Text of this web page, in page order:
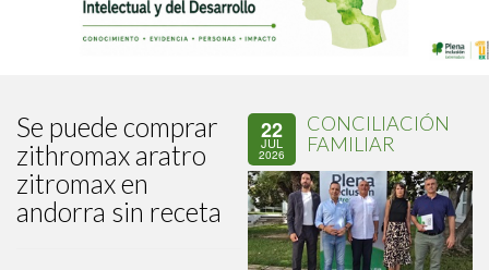
Se puede comprar
zithromax aratro
zitromax en
andorra sin receta
22
JUL
2026
CONCILIACIÓN
FAMILIAR